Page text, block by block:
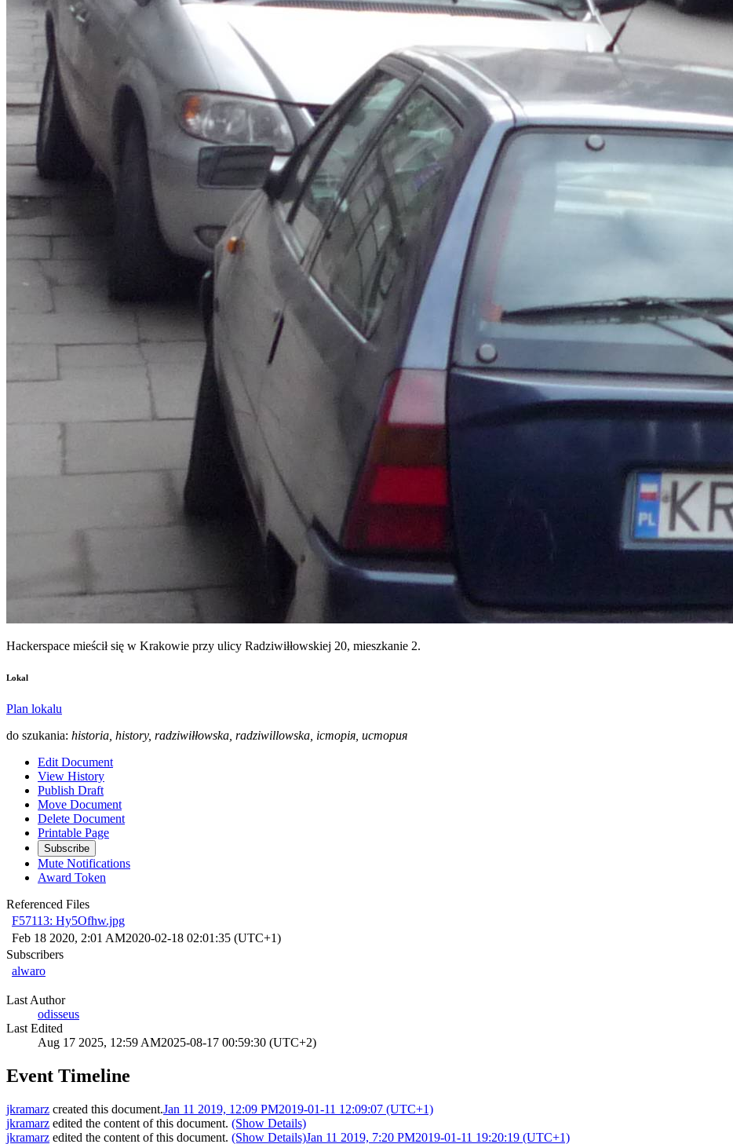
Hackerspace mieścił się w Krakowie przy ulicy Radziwiłłowskiej 20, mieszkanie 2.
Lokal
Plan lokalu
do szukania: historia, history, radziwiłłowska, radziwillowska, історія, история
Edit Document
View History
Publish Draft
Move Document
Delete Document
Printable Page
Subscribe
Mute Notifications
Award Token
Referenced Files
F57113: Hy5Ofhw.jpg
Feb 18 2020, 2:01 AM2020-02-18 02:01:35 (UTC+1)
Subscribers
alwaro
Last Author
odisseus
Last Edited
Aug 17 2025, 12:59 AM2025-08-17 00:59:30 (UTC+2)
Event Timeline
jkramarz created this document.Jan 11 2019, 12:09 PM2019-01-11 12:09:07 (UTC+1)
jkramarz edited the content of this document. (Show Details)
jkramarz edited the content of this document. (Show Details)Jan 11 2019, 7:20 PM2019-01-11 19:20:19 (UTC+1)